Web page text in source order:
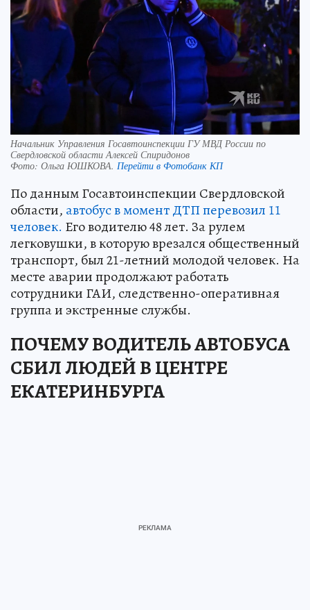
Начальник Управления Госавтоинспекции ГУ МВД России по
Свердловской области Алексей Спиридонов
Фото: Ольга ЮШКОВА. Перейти в Фотобанк КП
По данным Госавтоинспекции Свердловской
области, автобус в момент ДТП перевозил 11
человек. Его водителю 48 лет. За рулем
легковушки, в которую врезался общественный
транспорт, был 21-летний молодой человек. На
месте аварии продолжают работать
сотрудники ГАИ, следственно-оперативная
группа и экстренные службы.
ПОЧЕМУ ВОДИТЕЛЬ АВТОБУСА
СБИЛ ЛЮДЕЙ В ЦЕНТРЕ
ЕКАТЕРИНБУРГА